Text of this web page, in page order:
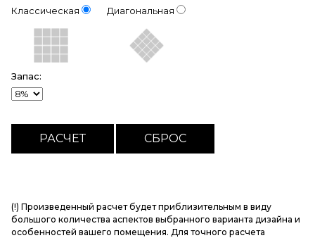
Классическая
Диагональная
Запас:
(!) Произведенный расчет будет приблизительным в виду
большого количества аспектов выбранного варианта дизайна и
особенностей вашего помещения. Для точного расчета